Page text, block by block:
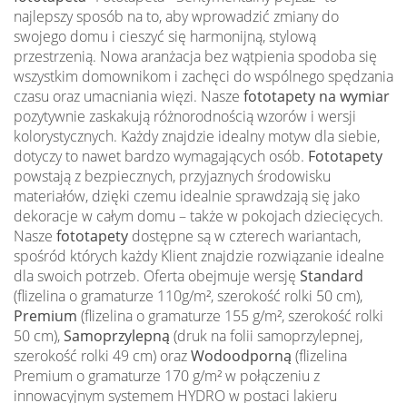
najlepszy sposób na to, aby wprowadzić zmiany do
swojego domu i cieszyć się harmonijną, stylową
przestrzenią. Nowa aranżacja bez wątpienia spodoba się
wszystkim domownikom i zachęci do wspólnego spędzania
czasu oraz umacniania więzi. Nasze fototapety na wymiar
pozytywnie zaskakują różnorodnością wzorów i wersji
kolorystycznych. Każdy znajdzie idealny motyw dla siebie,
dotyczy to nawet bardzo wymagających osób. Fototapety
powstają z bezpiecznych, przyjaznych środowisku
materiałów, dzięki czemu idealnie sprawdzają się jako
dekoracje w całym domu – także w pokojach dziecięcych.
Nasze fototapety dostępne są w czterech wariantach,
spośród których każdy Klient znajdzie rozwiązanie idealne
dla swoich potrzeb. Oferta obejmuje wersję Standard
(flizelina o gramaturze 110g/m², szerokość rolki 50 cm),
Premium (flizelina o gramaturze 155 g/m², szerokość rolki
50 cm),Samoprzylepną (druk na folii samoprzylepnej,
szerokość rolki 49 cm) orazWodoodporną (flizelina
Premium o gramaturze 170 g/m² w połączeniu z
innowacyjnym systemem HYDRO w postaci lakieru